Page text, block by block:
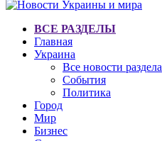
ВСЕ РАЗДЕЛЫ
Главная
Украина
Все новости раздела
События
Политика
Город
Мир
Бизнес